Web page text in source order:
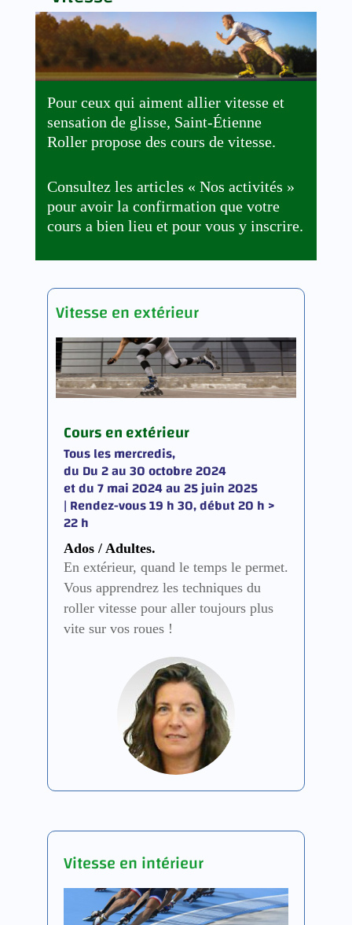
Pour ceux qui aiment allier vitesse et
sensation de glisse, Saint-Étienne
Roller propose des cours de vitesse.
Consultez les articles « Nos activités »
pour avoir la confirmation que votre
cours a bien lieu et pour vous y inscrire.
Vitesse en extérieur
Cours en extérieur
Tous les mercredis,
du Du 2 au 30 octobre 2024
et du 7 mai 2024 au 25 juin 2025
| Rendez-vous 19 h 30, début 20 h >
22 h
Ados / Adultes.
En extérieur, quand le temps le permet.
Vous apprendrez les techniques du
roller vitesse pour aller toujours plus
vite sur vos roues !
Vitesse en intérieur